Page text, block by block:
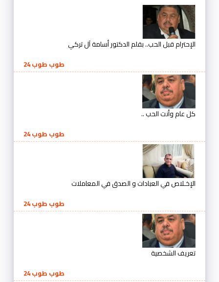
الإحترام قبل الحب.. بقلم الدكتور أسامة آل تركي
طوب طوب 24
كل عام وأنت الحب ..
طوب طوب 24
الإخـلاص في العبادات و الصدق في المعاملات
طوب طوب 24
تعريف الشخصية
طوب طوب 24